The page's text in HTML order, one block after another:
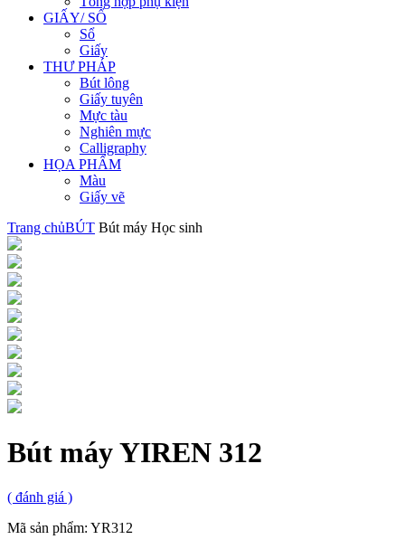
GIẤY/ SỔ
Sổ
Giấy
THƯ PHÁP
Bút lông
Giấy tuyên
Mực tàu
Nghiên mực
Calligraphy
HỌA PHẨM
Màu
Giấy vẽ
Trang chủBÚT Bút máy Học sinh
Bút máy YIREN 312
( đánh giá )
Mã sản phẩm: YR312